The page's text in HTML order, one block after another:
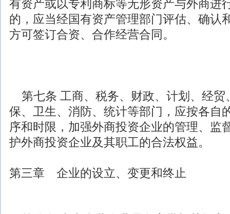
有资产或以专利商标等无形资产与外商进
的，应当经国有资产管理部门评估、确认
方可签订合资、合作经营合同。
第七条 工商、税务、财政、计划、经贸
保、卫生、消防、统计等部门，应按各自
序和时限，加强外商投资企业的管理、监
护外商投资企业及其职工的合法权益。
第三章 企业的设立、变更和终止